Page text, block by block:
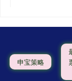
申宝策略